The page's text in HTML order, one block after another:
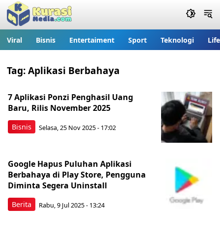
Viral Bisnis Entertaiment Sport Teknologi
Tag:Aplikasi Berbahaya
Bisnis
7 Aplikasi Ponzi Penghasil Uang
Baru, Rilis November 2025
Selasa, 25 Nov 2025 - 17:02
Berita
Google Hapus Puluhan Aplikasi
Berbahaya di Play Store, Pengguna
Diminta Segera Uninstall
Rabu, 9 Jul 2025 - 13:24